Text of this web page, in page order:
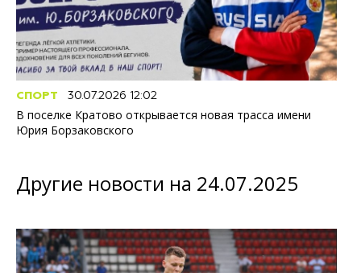
СПОРТ 30.07.2026 12:02
В поселке Кратово открывается новая трасса имени
Юрия Борзаковского
Другие новости на 24.07.2025